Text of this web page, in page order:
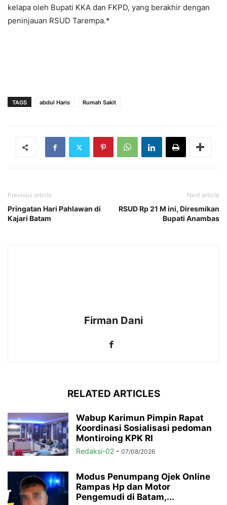
kelapa oleh Bupati KKA dan FKPD, yang berakhir dengan
peninjauan RSUD Tarempa.*
TAGS abdul Haris Rumah Sakit
Previous article
Pringatan Hari Pahlawan di
Kajari Batam
Next article
RSUD Rp 21 M ini, Diresmikan
Bupati Anambas
Firman Dani
RELATED ARTICLES
Wabup Karimun Pimpin Rapat
Koordinasi Sosialisasi pedoman
Montiroing KPK RI
Redaksi-02 - 07/08/2026
Modus Penumpang Ojek Online
Rampas Hp dan Motor
Pengemudi di Batam,...